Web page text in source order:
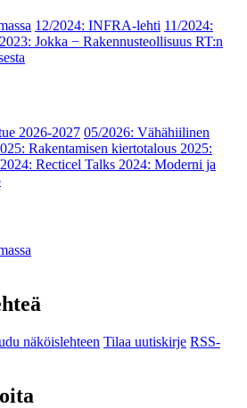
12/2024: INFRA-lehti 11/2024:
Jokka − Rakennusteollisuus RT:n
2026-2027 05/2026: Vähähiilinen
Rakentamisen kiertotalous 2025:
Recticel Talks 2024: Moderni ja
näköislehteen Tilaa uutiskirje RSS-